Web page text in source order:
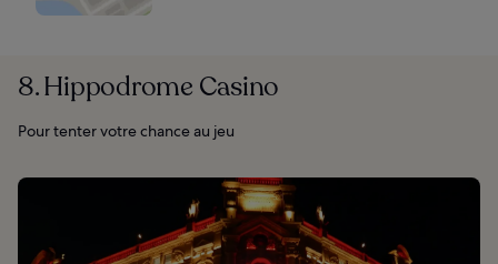
8. Hippodrome Casino
Pour tenter votre chance au jeu